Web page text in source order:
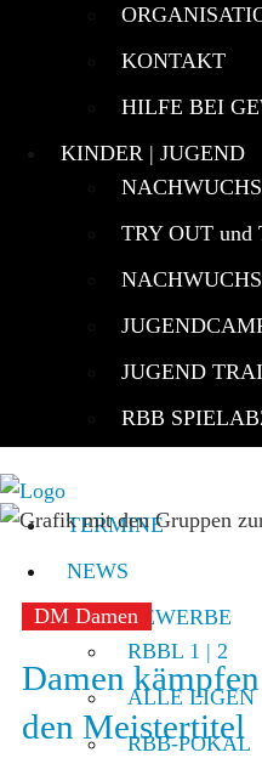
KONTAKT
HILFE BEI
KINDER | JUGEND
TRY OUT und
JUGEND
RBB
TERMINE
NEWS
WETTBEWERBE
RBBL 1 | 2
ALLE LIGEN
RBB-POKAL
DM Damen
Damen
den Meistertitel